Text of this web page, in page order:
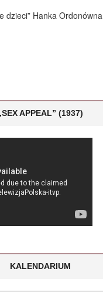
dzieci” Hanka Ordonówna
APPEAL” (1937)
KALENDARIUM